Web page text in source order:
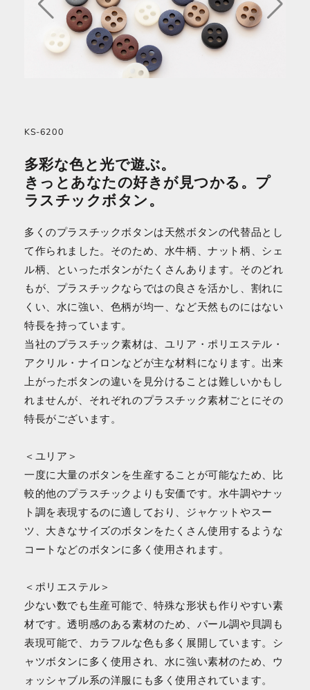
KS-6200
多彩な色と光で遊ぶ。
きっとあなたの好きが見つかる。プ
ラスチックボタン。
多くのプラスチックボタンは天然ボタンの代替品とし
て作られました。そのため、水牛柄、ナット柄、シェ
ル柄、といったボタンがたくさんあります。そのどれ
もが、プラスチックならではの良さを活かし、割れに
くい、水に強い、色柄が均一、など天然ものにはない
特長を持っています。
当社のプラスチック素材は、ユリア・ポリエステル・
アクリル・ナイロンなどが主な材料になります。出来
上がったボタンの違いを見分けることは難しいかもし
れませんが、それぞれのプラスチック素材ごとにその
特長がございます。
＜ユリア＞
一度に大量のボタンを生産することが可能なため、比
較的他のプラスチックよりも安価です。水牛調やナッ
ト調を表現するのに適しており、ジャケットやスー
ツ、大きなサイズのボタンをたくさん使用するような
コートなどのボタンに多く使用されます。
＜ポリエステル＞
少ない数でも生産可能で、特殊な形状も作りやすい素
材です。透明感のある素材のため、パール調や貝調も
表現可能で、カラフルな色も多く展開しています。シ
ャツボタンに多く使用され、水に強い素材のため、ウ
ォッシャブル系の洋服にも多く使用されています。